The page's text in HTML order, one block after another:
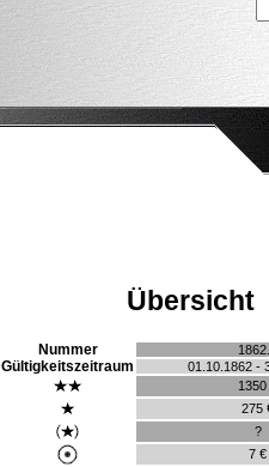
Übersicht
Nummer
Gültigkeitszeitraum
01.10.1862 -
1350
275
?
7 €